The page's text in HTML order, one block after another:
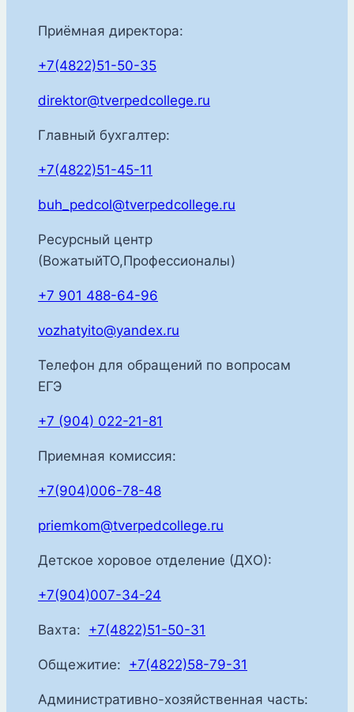
Приёмная директора:
+7(4822)51-50-35
direktor@tverpedcollege.ru
Главный бухгалтер:
+7(4822)51-45-11
buh_pedcol@tverpedcollege.ru
Ресурсный центр
(ВожатыйТО,Профессионалы)
+7 901 488-64-96
vozhatyito@yandex.ru
Телефон для обращений по вопросам
ЕГЭ
+7 (904) 022-21-81
Приемная комиссия:
+7(904)006-78-48
priemkom@tverpedcollege.ru
Детское хоровое отделение (ДХО):
+7(904)007-34-24
Вахта: +7(4822)51-50-31
Общежитие: +7(4822)58-79-31
Административно-хозяйственная часть: